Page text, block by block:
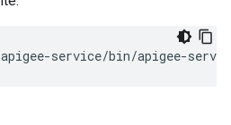
service/bin/apigee-